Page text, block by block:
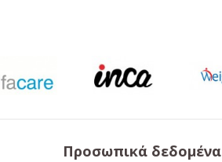
Προσωπικά δεδομένα